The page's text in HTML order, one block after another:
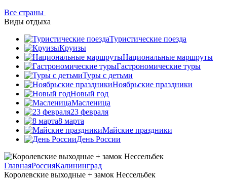
Все страны
Виды отдыха
Туристические поезда
Круизы
Национальные маршруты
Гастрономические туры
Туры с детьми
Ноябрьские праздники
Новый год
Масленица
23 февраля
8 марта
Майские праздники
День России
ГлавнаяРоссияКалининград
Королевские выходные + замок Нессельбек